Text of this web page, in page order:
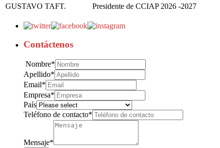
GUSTAVO TAFT.
Presidente de CCIAP 2026 -2027
Contáctenos
Nombre*
Apellido*
Email*
Empresa*
País
Teléfono de contacto*
Mensaje*